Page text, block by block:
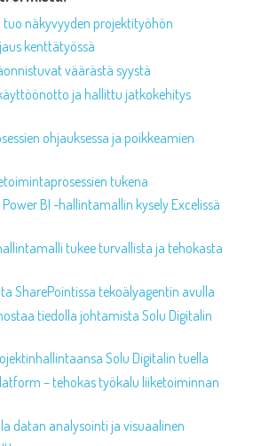
näkyvyyden projektityöhön
kenttätyössä
väärästä syystä
ja hallittu jatkokehitys
ohjauksessa ja poikkeamien
tukena
Power BI -hallintamallin kysely Excelissä
tukee turvallista ja tehokasta
SharePointissa tekoälyagentin avulla
tiedolla johtamista Solu Digitalin
Solu Digitalin tuella
– tehokas työkalu liiketoiminnan
datan analysointi ja visuaalinen